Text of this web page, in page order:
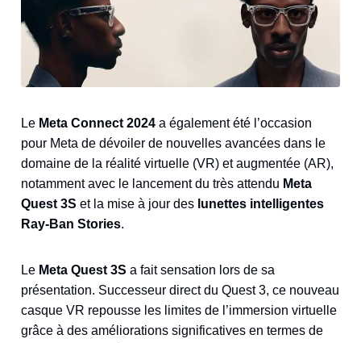
Le Meta Connect 2024 a également été l’occasion
pour Meta de dévoiler de nouvelles avancées dans le
domaine de la réalité virtuelle (VR) et augmentée (AR),
notamment avec le lancement du très attendu Meta
Quest 3S et la mise à jour des lunettes intelligentes
Ray-Ban Stories.
Le Meta Quest 3S a fait sensation lors de sa
présentation. Successeur direct du Quest 3, ce nouveau
casque VR repousse les limites de l’immersion virtuelle
grâce à des améliorations significatives en termes de